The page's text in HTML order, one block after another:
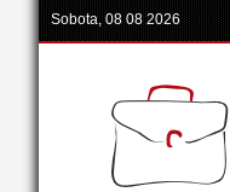
Sobota, 08 08 2026